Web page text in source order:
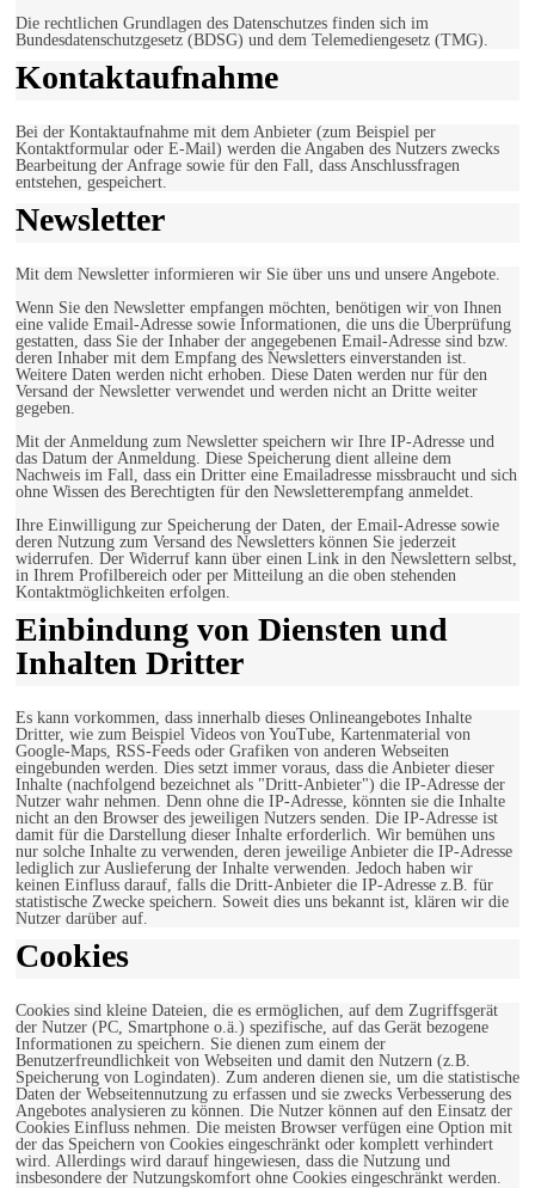
Die rechtlichen Grundlagen des Datenschutzes finden sich im
Bundesdatenschutzgesetz (BDSG) und dem Telemediengesetz (TMG).
Kontaktaufnahme
Bei der Kontaktaufnahme mit dem Anbieter (zum Beispiel per
Kontaktformular oder E-Mail) werden die Angaben des Nutzers zwecks
Bearbeitung der Anfrage sowie für den Fall, dass Anschlussfragen
entstehen, gespeichert.
Newsletter
Mit dem Newsletter informieren wir Sie über uns und unsere Angebote.
Wenn Sie den Newsletter empfangen möchten, benötigen wir von Ihnen
eine valide Email-Adresse sowie Informationen, die uns die Überprüfung
gestatten, dass Sie der Inhaber der angegebenen Email-Adresse sind bzw.
deren Inhaber mit dem Empfang des Newsletters einverstanden ist.
Weitere Daten werden nicht erhoben. Diese Daten werden nur für den
Versand der Newsletter verwendet und werden nicht an Dritte weiter
gegeben.
Mit der Anmeldung zum Newsletter speichern wir Ihre IP-Adresse und
das Datum der Anmeldung. Diese Speicherung dient alleine dem
Nachweis im Fall, dass ein Dritter eine Emailadresse missbraucht und sich
ohne Wissen des Berechtigten für den Newsletterempfang anmeldet.
Ihre Einwilligung zur Speicherung der Daten, der Email-Adresse sowie
deren Nutzung zum Versand des Newsletters können Sie jederzeit
widerrufen. Der Widerruf kann über einen Link in den Newslettern selbst,
in Ihrem Profilbereich oder per Mitteilung an die oben stehenden
Kontaktmöglichkeiten erfolgen.
Einbindung von Diensten und
Inhalten Dritter
Es kann vorkommen, dass innerhalb dieses Onlineangebotes Inhalte
Dritter, wie zum Beispiel Videos von YouTube, Kartenmaterial von
Google-Maps, RSS-Feeds oder Grafiken von anderen Webseiten
eingebunden werden. Dies setzt immer voraus, dass die Anbieter dieser
Inhalte (nachfolgend bezeichnet als "Dritt-Anbieter") die IP-Adresse der
Nutzer wahr nehmen. Denn ohne die IP-Adresse, könnten sie die Inhalte
nicht an den Browser des jeweiligen Nutzers senden. Die IP-Adresse ist
damit für die Darstellung dieser Inhalte erforderlich. Wir bemühen uns
nur solche Inhalte zu verwenden, deren jeweilige Anbieter die IP-Adresse
lediglich zur Auslieferung der Inhalte verwenden. Jedoch haben wir
keinen Einfluss darauf, falls die Dritt-Anbieter die IP-Adresse z.B. für
statistische Zwecke speichern. Soweit dies uns bekannt ist, klären wir die
Nutzer darüber auf.
Cookies
Cookies sind kleine Dateien, die es ermöglichen, auf dem Zugriffsgerät
der Nutzer (PC, Smartphone o.ä.) spezifische, auf das Gerät bezogene
Informationen zu speichern. Sie dienen zum einem der
Benutzerfreundlichkeit von Webseiten und damit den Nutzern (z.B.
Speicherung von Logindaten). Zum anderen dienen sie, um die statistische
Daten der Webseitennutzung zu erfassen und sie zwecks Verbesserung des
Angebotes analysieren zu können. Die Nutzer können auf den Einsatz der
Cookies Einfluss nehmen. Die meisten Browser verfügen eine Option mit
der das Speichern von Cookies eingeschränkt oder komplett verhindert
wird. Allerdings wird darauf hingewiesen, dass die Nutzung und
insbesondere der Nutzungskomfort ohne Cookies eingeschränkt werden.